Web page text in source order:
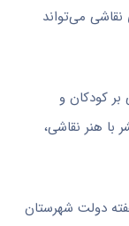
نقاشی می‌تواند
بر کودکان و
با هنر نقاشی،
دولت شهرستان